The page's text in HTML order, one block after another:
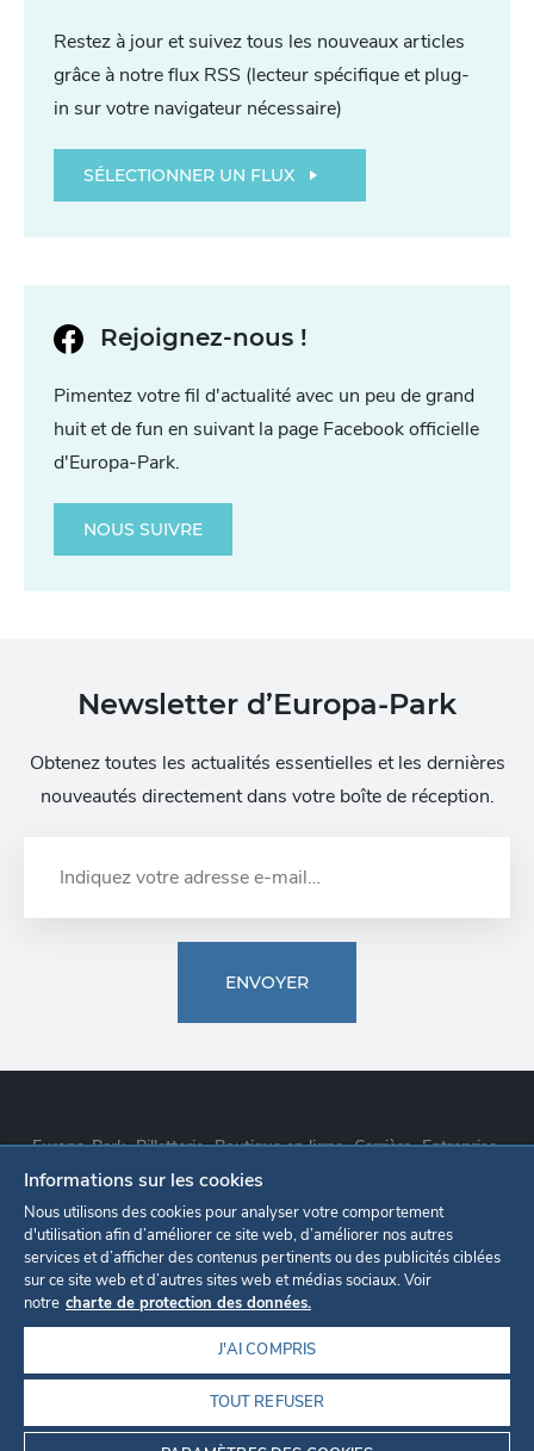
Restez à jour et suivez tous les nouveaux articles
grâce à notre flux RSS (lecteur spécifique et plug-
in sur votre navigateur nécessaire)
SÉLECTIONNER UN FLUX
Rejoignez-nous !
Pimentez votre fil d'actualité avec un peu de grand
huit et de fun en suivant la page Facebook officielle
d'Europa-Park.
NOUS SUIVRE
Newsletter d’Europa-Park
Obtenez toutes les actualités essentielles et les dernières
nouveautés directement dans votre boîte de réception.
ENVOYER
Europa-Park Billetterie Boutique en ligne Carrière Entreprise
Déclaration de confidentialité Paramètres des cookies
Mentions légales
©2026EUROPA-PARK GMBH & CO MACK KG
Informations sur les cookies
Nous utilisons des cookies pour analyser votre comportement
d'utilisation afin d’améliorer ce site web, d’améliorer nos autres
services et d’afficher des contenus pertinents ou des publicités ciblées
sur ce site web et d’autres sites web et médias sociaux. Voir
notre charte de protection des données.
J'AI COMPRIS
TOUT REFUSER